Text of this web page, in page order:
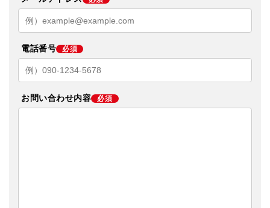
電話番号 必須
お問い合わせ内容 必須